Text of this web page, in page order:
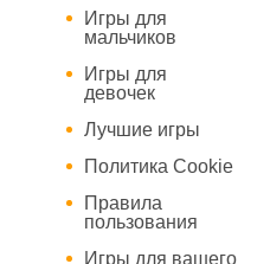
Игры для
мальчиков
Игры для
девочек
Лучшие игры
Политика Cookie
Правила
пользования
Игры для вашего